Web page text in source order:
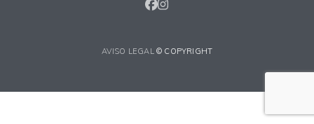
FACEBOOK
INSTAGRAM
AVISO LEGAL© COPYRIGHT